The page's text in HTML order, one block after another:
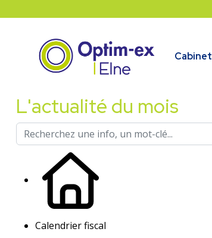
Cabinet
L'actualité du mois
Calendrier fiscal